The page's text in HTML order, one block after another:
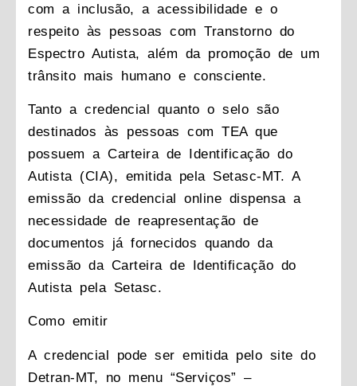
com a inclusão, a acessibilidade e o
respeito às pessoas com Transtorno do
Espectro Autista, além da promoção de um
trânsito mais humano e consciente.
Tanto a credencial quanto o selo são
destinados às pessoas com TEA que
possuem a Carteira de Identificação do
Autista (CIA), emitida pela Setasc-MT. A
emissão da credencial online dispensa a
necessidade de reapresentação de
documentos já fornecidos quando da
emissão da Carteira de Identificação do
Autista pela Setasc.
Como emitir
A credencial pode ser emitida pelo site do
Detran-MT, no menu “Serviços” –